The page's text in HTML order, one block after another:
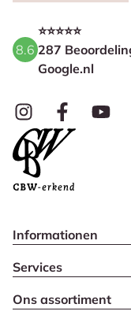
8.6
⭐⭐⭐⭐⭐
287
Google.nl
Informationen
Services
Ons assortiment